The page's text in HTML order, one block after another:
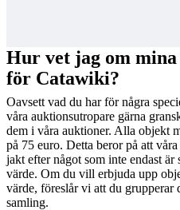
Hur vet jag om
för Catawiki?
Oavsett vad du har för några
våra auktionsutropare gärna
dem i våra auktioner. Alla objekt
på 75 euro. Detta beror på att
jakt efter något som inte endast
värde. Om du vill erbjuda upp
värde, föreslår vi att du grupperar
samling.